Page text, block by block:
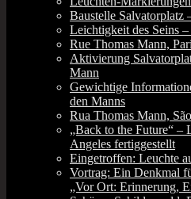
Baustelle Salvatorplatz
Leichtigkeit des Seins
Rue Thomas Mann,
Aktivierung
Mann
Gewichtige
den Manns
Rua Thomas Mann,
„Back to the Future“ –
Angeles fertiggestellt
Eingetroffen: Leuchte
Vortrag: Ein Denkmal
„Vor Ort: Erinnerung,